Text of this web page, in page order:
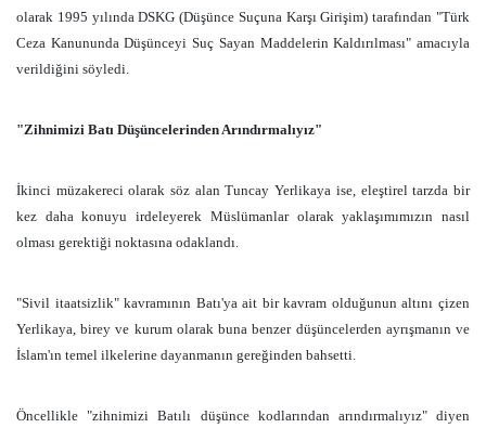
olarak 1995 yılında DSKG (Düşünce Suçuna Karşı Girişim) tarafından "Türk
Ceza Kanununda Düşünceyi Suç Sayan Maddelerin Kaldırılması" amacıyla
verildiğini söyledi.
"Zihnimizi Batı Düşüncelerinden Arındırmalıyız"
İkinci müzakereci olarak söz alan Tuncay Yerlikaya ise, eleştirel tarzda bir
kez daha konuyu irdeleyerek Müslümanlar olarak yaklaşımımızın nasıl
olması gerektiği noktasına odaklandı.
"Sivil itaatsizlik" kavramının Batı'ya ait bir kavram olduğunun altını çizen
Yerlikaya, birey ve kurum olarak buna benzer düşüncelerden ayrışmanın ve
İslam'ın temel ilkelerine dayanmanın gereğinden bahsetti.
Öncellikle "zihnimizi Batılı düşünce kodlarından arındırmalıyız" diyen